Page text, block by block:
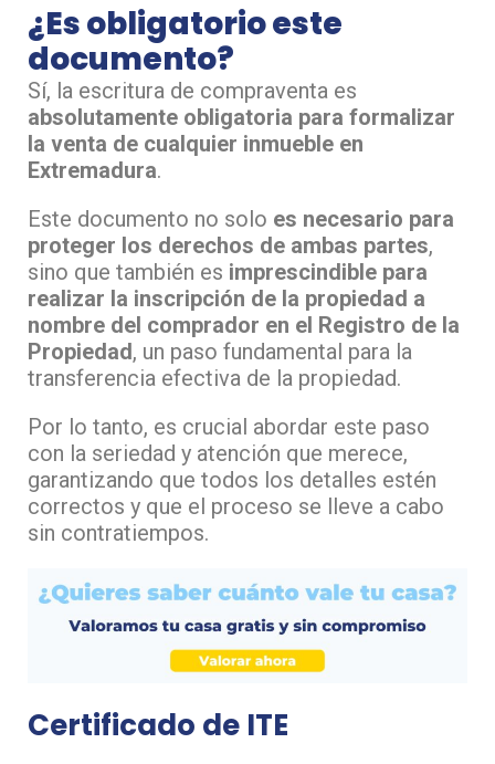
¿Es obligatorio este
documento?
Sí, la escritura de compraventa es
absolutamente obligatoria para formalizar
la venta de cualquier inmueble en
Extremadura.
Este documento no solo es necesario para
proteger los derechos de ambas partes,
sino que también es imprescindible para
realizar la inscripción de la propiedad a
nombre del comprador en el Registro de la
Propiedad, un paso fundamental para la
transferencia efectiva de la propiedad.
Por lo tanto, es crucial abordar este paso
con la seriedad y atención que merece,
garantizando que todos los detalles estén
correctos y que el proceso se lleve a cabo
sin contratiempos.
Certificado de ITE